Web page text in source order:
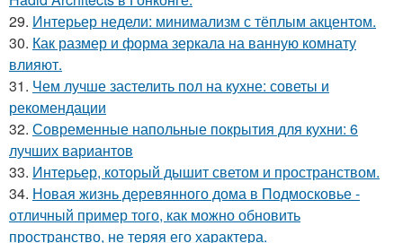
29. Интерьер недели: минимализм с тёплым акцентом.
30. Как размер и форма зеркала на ванную комнату
влияют.
31. Чем лучше застелить пол на кухне: советы и
рекомендации
32. Современные напольные покрытия для кухни: 6
лучших вариантов
33. Интерьер, который дышит светом и пространством.
34. Новая жизнь деревянного дома в Подмосковье -
отличный пример того, как можно обновить
пространство, не теряя его характера.